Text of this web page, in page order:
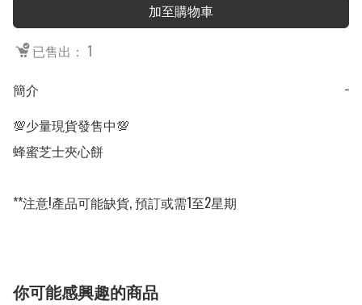
加至購物車
已售出： 1
簡介
−
💯少量現貨發售中💯
蜂蜜芝士夾心餅
**注意!產品可能缺貨, 預訂或需1至2星期
你可能感興趣的商品